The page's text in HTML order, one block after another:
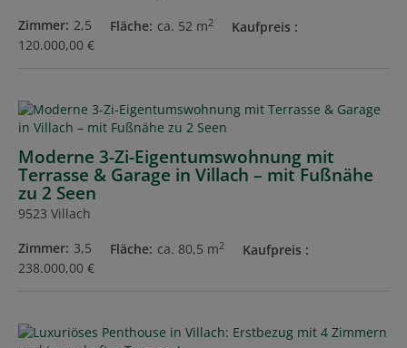
Zimmer 2,5 Fläche ca. 52 m2
Kaufpreis
120.000,00 €
Moderne 3-Zi-Eigentumswohnung mit
Terrasse & Garage in Villach – mit Fußnähe
zu 2 Seen
9523 Villach
Zimmer 3,5 Fläche ca. 80,5 m2
Kaufpreis
238.000,00 €